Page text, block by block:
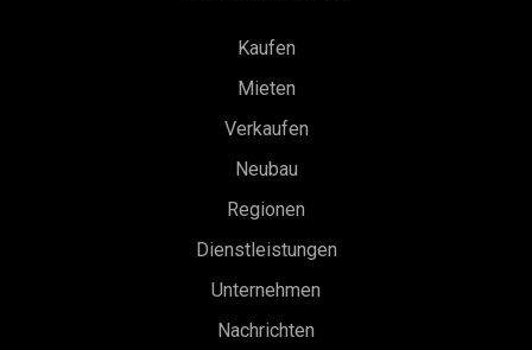
Kaufen
Mieten
Verkaufen
Neubau
Regionen
Dienstleistungen
Unternehmen
Nachrichten